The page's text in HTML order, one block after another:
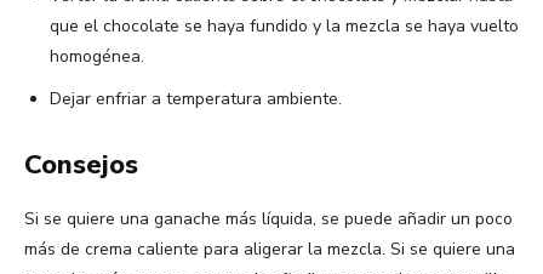
que el chocolate se haya fundido y la mezcla se haya vuelto
homogénea.
Dejar enfriar a temperatura ambiente.
Consejos
Si se quiere una ganache más líquida, se puede añadir un poco
más de crema caliente para aligerar la mezcla. Si se quiere una